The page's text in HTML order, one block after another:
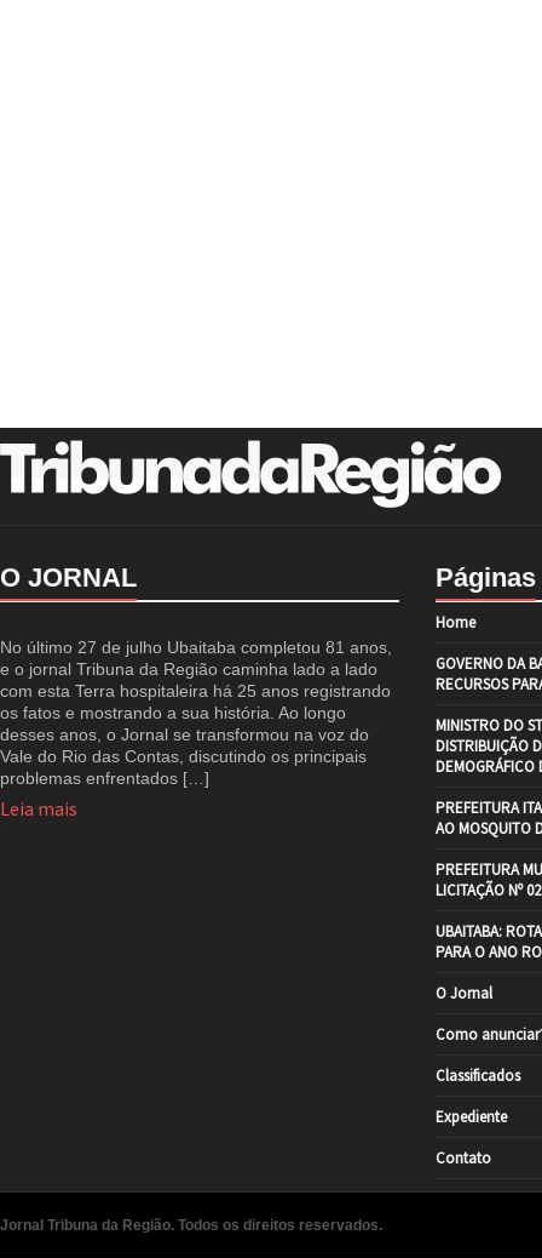
O JORNAL
No último 27 de julho Ubaitaba completou 81 anos,
e o jornal Tribuna da Região caminha lado a lado
com esta Terra hospitaleira há 25 anos registrando
os fatos e mostrando a sua história. Ao longo
desses anos, o Jornal se transformou na voz do
Vale do Rio das Contas, discutindo os principais
problemas enfrentados […]
Leia mais
Páginas
Home
GOVERNO DA
RECURSOS
MINISTRO DO
DISTRIBUIÇÃO
DEMOGRÁFICO
PREFEITURA
AO MOSQUITO
PREFEITURA
LICITAÇÃO Nº
UBAITABA:
PARA O ANO
O Jornal
Como
Classificados
Expediente
Contato
Jornal Tribuna da Região. Todos os direitos reservados.